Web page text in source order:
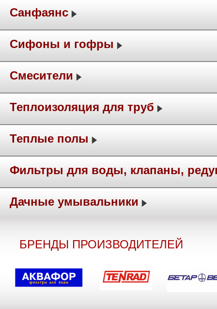
Санфаянс
Сифоны и гофры
Смесители
Теплоизоляция для труб
Теплые полы
Фильтры для воды, клапаны,
Дачные умывальники
БРЕНДЫ ПРОИЗВОДИТЕЛЕЙ